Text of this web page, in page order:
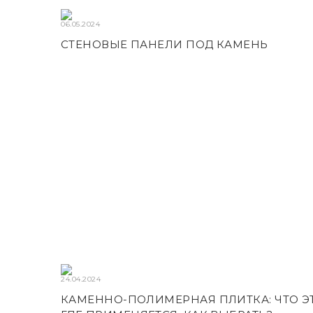
06.05.2024
СТЕНОВЫЕ ПАНЕЛИ ПОД КАМЕНЬ
24.04.2024
КАМЕННО-ПОЛИМЕРНАЯ ПЛИТКА: ЧТО